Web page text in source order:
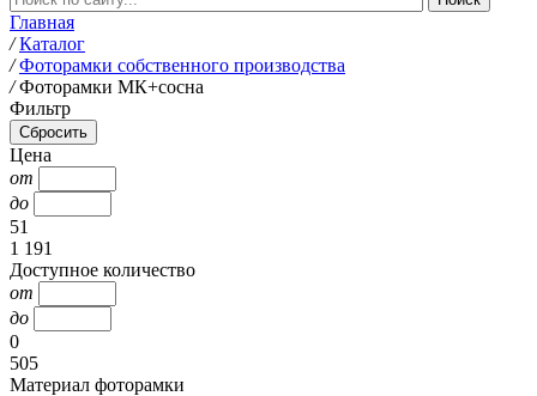
Главная
/ Каталог
/ Фоторамки собственного производства
/ Фоторамки МК+сосна
Фильтр
Цена
от
до
51
1 191
Доступное количество
от
до
0
505
Материал фоторамки